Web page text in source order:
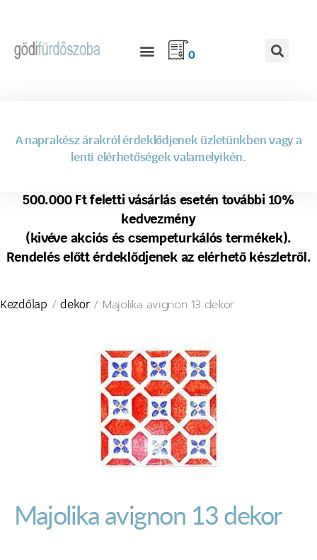
0
A naprakész árakról érdeklődjenek üzletünkben vagy a
lenti elérhetőségek valamelyikén.
500.000 Ft feletti vásárlás esetén további 10%
kedvezmény
(kivéve akciós és csempeturkálós termékek).
Rendelés előtt érdeklődjenek az elérhető készletről.
Kezdőlap /dekor/ Majolika avignon 13 dekor
Majolika avignon 13 dekor